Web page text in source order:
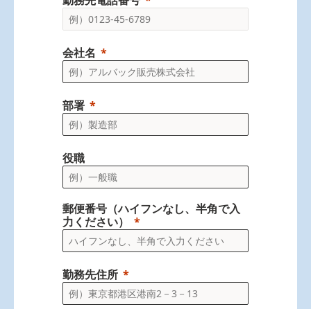
会社名
部署
役職
郵便番号（ハイフンなし、半角で入
力ください）
勤務先住所